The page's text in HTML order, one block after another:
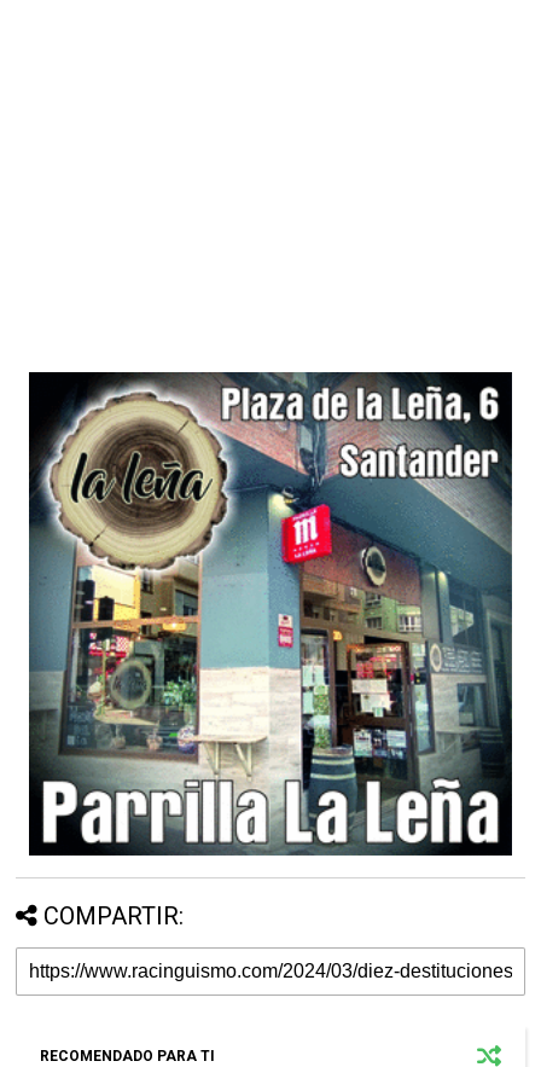
COMPARTIR:
RECOMENDADO PARA TI